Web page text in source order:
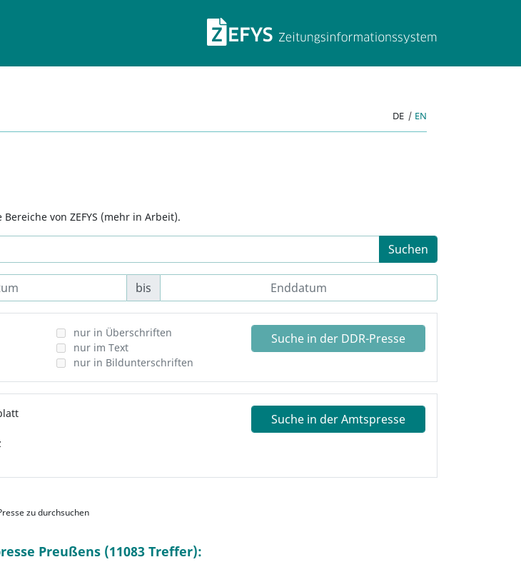
ZEFYS
DE | EN
von ZEFYS (mehr in Arbeit).
Suchen
bis
nur in Überschriften
nur im Text
nur in Bildunterschriften
Suche in der DDR-Presse
Suche in der Amtspresse
zu durchsuchen
Preußens (11083 Treffer):